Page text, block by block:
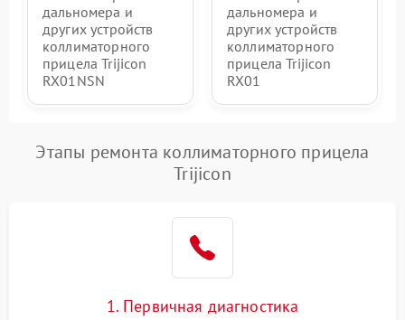
дальномера и
других устройств
коллиматорного
прицела Trijicon
RX01NSN
дальномера и
других устройств
коллиматорного
прицела Trijicon
RX01
Этапы ремонта коллиматорного прицела
Trijicon
1. Первичная диагностика